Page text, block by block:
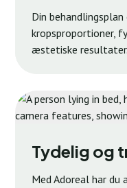
Din
kropsproportioner,
æstetiske resultater.
Tydelig og
Med Adoreal har du